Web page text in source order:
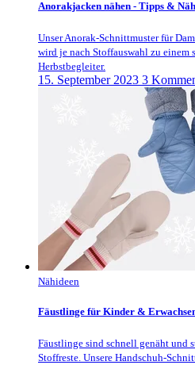
Anorakjacken nähen - Tipps &
Unser Anorak-Schnittmuster für
wird je nach Stoffauswahl zu einem
Herbstbegleiter.
15. September 2023 3
Nähideen
Fäustlinge für Kinder &
Fäustlinge sind schnell genäht und
Stoffreste. Unsere Handschuh-